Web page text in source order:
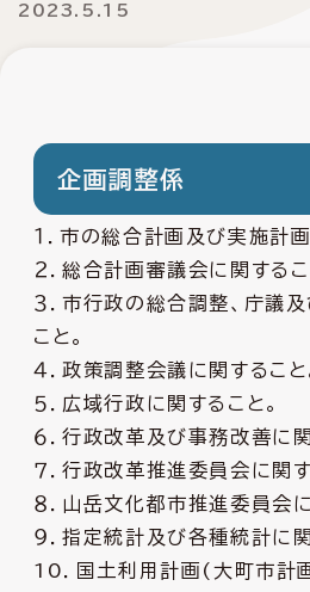
2023.5.15
企画調整係
１．市の総合計画及び実施計
２．総合計画審議会に関するこ
３．市行政の総合調整、庁議
こと。
４．政策調整会議に関すること
５．広域行政に関すること。
６．行政改革及び事務改善に関
７．行政改革推進委員会に関す
８．山岳文化都市推進委員会に
９．指定統計及び各種統計に関
10．国土利用計画(大町市計